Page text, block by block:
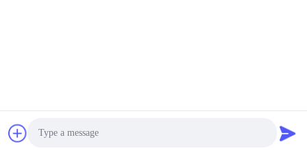
가장 좋은 가격 을 구하라